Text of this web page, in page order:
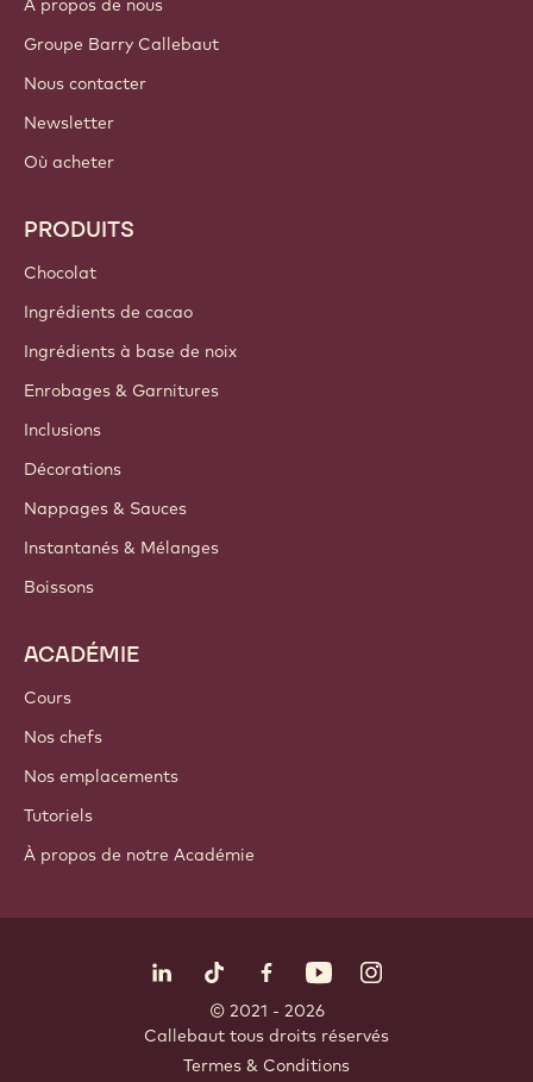
A propos de nous
Groupe Barry Callebaut
Nous contacter
Newsletter
Où acheter
PRODUITS
Chocolat
Ingrédients de cacao
Ingrédients à base de noix
Enrobages & Garnitures
Inclusions
Décorations
Nappages & Sauces
Instantanés & Mélanges
Boissons
ACADÉMIE
Cours
Nos chefs
Nos emplacements
Tutoriels
À propos de notre Académie
LinkedIn Opens in a new window.
TikTok Opens in a new window.
Facebook Opens in a new
YouTubeInstagram
© 2021 - 2026
Callebaut tous droits réservés
Termes & Conditions